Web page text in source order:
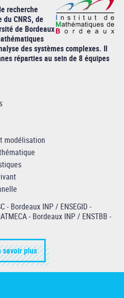
recherche
CNRS, de
de Bordeaux
des systèmes complexes. Il
réparties au sein de 8 équipes
modélisation
- Bordeaux INP / ENSEGID -
- Bordeaux INP / ENSTBB -
savoir plus